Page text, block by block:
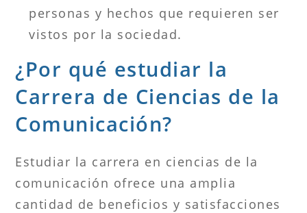
personas y hechos que requieren ser
vistos por la sociedad.
¿Por qué estudiar la
Carrera de Ciencias de la
Comunicación?
Estudiar la carrera en ciencias de la
comunicación ofrece una amplia
cantidad de beneficios y satisfacciones